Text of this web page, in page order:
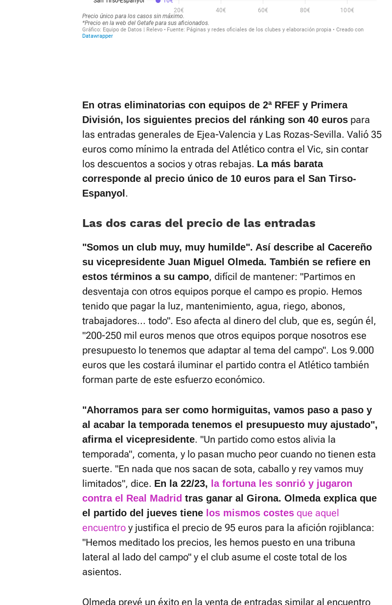
En otras eliminatorias con equipos de 2ª RFEF y Primera
División, los siguientes precios del ránking son 40 euros para
las entradas generales de Ejea-Valencia y Las Rozas-Sevilla. Valió 35
euros como mínimo la entrada del Atlético contra el Vic, sin contar
los descuentos a socios y otras rebajas. La más barata
corresponde al precio único de 10 euros para el San Tirso-
Espanyol .
Las dos caras del precio de las entradas
"Somos un club muy, muy humilde". Así describe al Cacereño
su vicepresidente Juan Miguel Olmeda. También se refiere en
estos términos a su campo, difícil de mantener: "Partimos en
desventaja con otros equipos porque el campo es propio. Hemos
tenido que pagar la luz, mantenimiento, agua, riego, abonos,
trabajadores... todo". Eso afecta al dinero del club, que es, según él,
"200-250 mil euros menos que otros equipos porque nosotros ese
presupuesto lo tenemos que adaptar al tema del campo". Los 9.000
euros que les costará iluminar el partido contra el Atlético también
forman parte de este esfuerzo económico.
"Ahorramos para ser como hormiguitas, vamos paso a paso y
al acabar la temporada tenemos el presupuesto muy ajustado",
afirma el vicepresidente. "Un partido como estos alivia la
temporada", comenta, y lo pasan mucho peor cuando no tienen esta
suerte. "En nada que nos sacan de sota, caballo y rey vamos muy
limitados", dice. En la 22/23, la fortuna les sonrió y jugaron
contra el Real Madrid tras ganar al Girona. Olmeda explica que
el partido del jueves tiene los mismos costes que aquel
encuentro y justifica el precio de 95 euros para la afición rojiblanca:
"Hemos meditado los precios, les hemos puesto en una tribuna
lateral al lado del campo" y el club asume el coste total de los
asientos.
Olmeda prevé un éxito en la venta de entradas similar al encuentro